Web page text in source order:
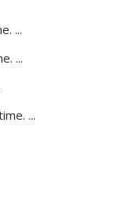
...
...
...